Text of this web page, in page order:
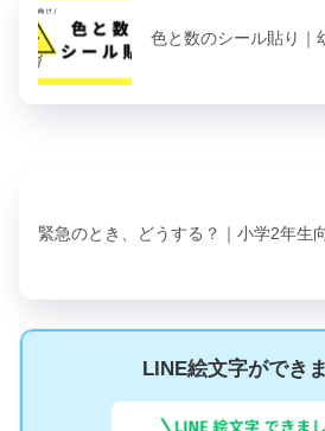
色と数のシール貼り｜
緊急のとき、どうする？｜小学2年生
LINE絵文字ができ